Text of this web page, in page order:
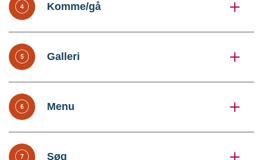
Komme/gå
Galleri
Menu
Søg